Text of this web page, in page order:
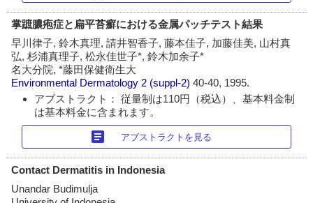
掌蹠膿疱症と扁平苔癬における金属パッチテスト結果
早川律子, 鈴木真理, 請井智香子, 藤本佳子, 加藤佳美, 山村真
弘, 杉浦真理子, 松永佳世子*, 鈴木加余子*
名大分院, *藤田保健衛生大
Environmental Dermatology 2 (suppl-2)40-40, 1995.
アブストラクト： 従量制は110円（税込）、基本料金制
は基本料金に含まれます。
article アブストラクトを見る
Contact Dermatitis in Indonesia
Unandar Budimulja